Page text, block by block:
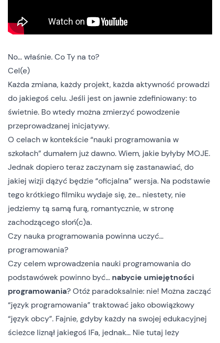
No… właśnie. Co Ty na to?
Cel(e)
Każda zmiana, każdy projekt, każda aktywność prowadzi
do jakiegoś celu. Jeśli jest on jawnie zdefiniowany: to
świetnie. Bo wtedy można zmierzyć powodzenie
przeprowadzanej inicjatywy.
O celach w kontekście “nauki programowania w
szkołach” dumałem już dawno. Wiem, jakie byłyby MOJE.
Jednak dopiero teraz zaczynam się zastanawiać, do
jakiej wizji dążyć będzie “oficjalna” wersja. Na podstawie
tego krótkiego filmiku wydaje się, że… niestety, nie
jedziemy tą samą furą, romantycznie, w stronę
zachodzącego słoń(c)a.
Czy nauka programowania powinna uczyć…
programowania?
Czy celem wprowadzenia nauki programowania do
podstawówek powinno być… nabycie umiejętności
programowania? Otóż paradoksalnie: nie! Można zacząć
“język programowania” traktować jako obowiązkowy
“język obcy”. Fajnie, gdyby każdy na swojej edukacyjnej
ścieżce liznął jakiegoś IFa, jednak… Nie tutaj leży